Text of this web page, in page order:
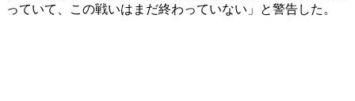
っていて、この戦いはまだ終わっていない」と警告した。